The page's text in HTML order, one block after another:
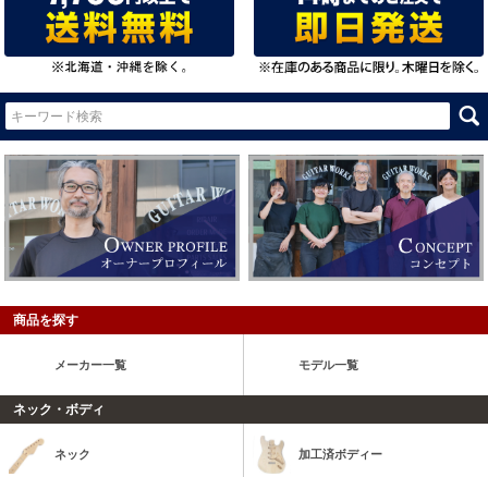
商品を探す
メーカー一覧 モデル一覧
ネック・ボディ
ネック 加工済ボディー